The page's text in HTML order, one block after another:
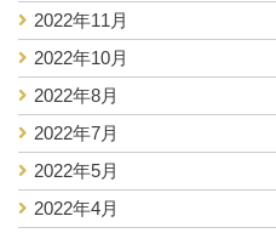
2022年11月
2022年10月
2022年8月
2022年7月
2022年5月
2022年4月